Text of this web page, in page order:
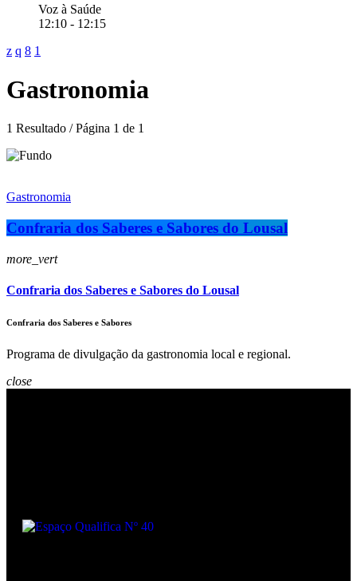
Voz à Saúde
12:10 - 12:15
Gastronomia
1 Resultado / Página 1 de 1
Gastronomia
Confraria dos Saberes e Sabores do Lousal
more_vert
Confraria dos Saberes e Sabores do Lousal
Confraria dos Saberes e Sabores
Programa de divulgação da gastronomia local e regional.
close